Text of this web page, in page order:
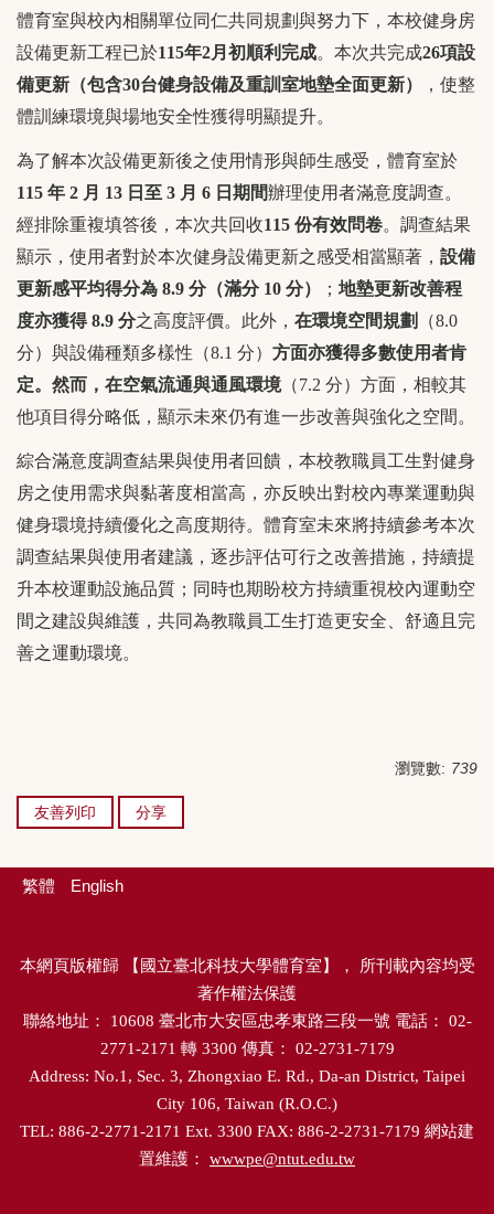
體育室與校內相關單位同仁共同規劃與努力下，本校健身房
設備更新工程已於115年2月初順利完成。本次共完成26項設
備更新（包含30台健身設備及重訓室地墊全面更新）
，使整
體訓練環境與場地安全性獲得明顯提升。
為了解本次設備更新後之使用情形與師生感受，體育室於
115 年 2 月 13 日至 3 月 6 日期間辦理使用者滿意度調查。
經排除重複填答後，本次共回收115 份有效問卷。調查結果
顯示，使用者對於本次健身設備更新之感受相當顯著， 設備
更新感平均得分為 8.9 分（滿分 10 分） ； 地墊更新改善程
度亦獲得 8.9 分之高度評價。此外， 在環境空間規劃
（8.0
分）與設備種類多樣性（8.1 分） 方面亦獲得多數使用者肯
定。然而，在空氣流通與通風環境（7.2 分）方面，相較其
他項目得分略低，顯示未來仍有進一步改善與強化之空間。
綜合滿意度調查結果與使用者回饋，本校教職員工生對健身
房之使用需求與黏著度相當高，亦反映出對校內專業運動與
健身環境持續優化之高度期待。體育室未來將持續參考本次
調查結果與使用者建議，逐步評估可行之改善措施，持續提
升本校運動設施品質；同時也期盼校方持續重視校內運動空
間之建設與維護，共同為教職員工生打造更安全、舒適且完
善之運動環境。
瀏覽數: 739
友善列印 分享
繁體 English
本網頁版權歸【 國立臺北科技大學體育室 】，
所刊載內容均受
著作權法保護
聯絡地址：
10608 臺北市大安區忠孝東路三段一號 電話：
02-
2771-2171 轉3300 傳真：
02-2731-7179
Address: No.1, Sec. 3, Zhongxiao E. Rd., Da-an District, Taipei
City 106, Taiwan (R.O.C.)
TEL: 886-2-2771-2171 Ext. 3300 FAX: 886-2-2731-7179 網站建
置維護：
wwwpe@ntut.edu.tw